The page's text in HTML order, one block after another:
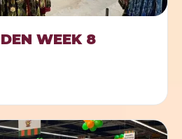
WEEK 8